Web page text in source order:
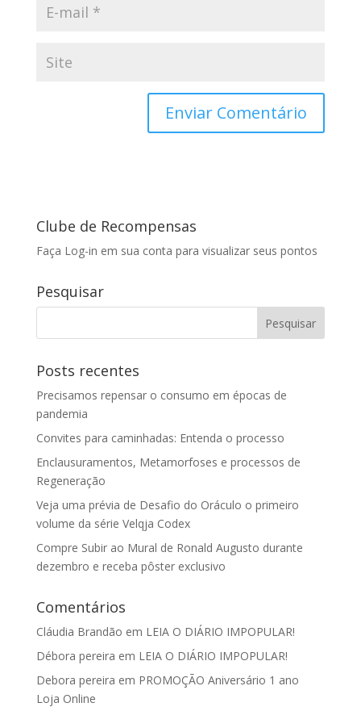
Clube de Recompensas
Faça Log-in em sua conta para visualizar seus pontos
Pesquisar
Posts recentes
Precisamos repensar o consumo em épocas de
pandemia
Convites para caminhadas: Entenda o processo
Enclausuramentos, Metamorfoses e processos de
Regeneração
Veja uma prévia de Desafio do Oráculo o primeiro
volume da série Velqja Codex
Compre Subir ao Mural de Ronald Augusto durante
dezembro e receba pôster exclusivo
Comentários
Cláudia Brandão em LEIA O DIÁRIO IMPOPULAR!
Débora pereira em LEIA O DIÁRIO IMPOPULAR!
Debora pereira em PROMOÇÃO Aniversário 1 ano
Loja Online